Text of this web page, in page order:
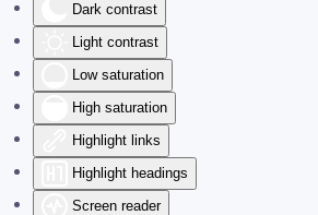
Dark contrast
Light contrast
Low saturation
High saturation
Highlight links
Highlight headings
Screen reader